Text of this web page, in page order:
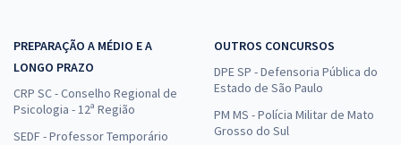
PREPARAÇÃO A MÉDIO E A
LONGO PRAZO
CRP SC - Conselho Regional de
Psicologia - 12ª Região
SEDF - Professor Temporário
OUTROS CONCURSOS
DPE SP - Defensoria Pública do
Estado de São Paulo
PM MS - Polícia Militar de Mato
Grosso do Sul